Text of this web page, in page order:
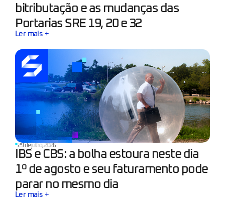
bitributação e as mudanças das
Portarias SRE 19, 20 e 32
Ler mais +
29 de julho, 2026
IBS e CBS: a bolha estoura neste dia
1º de agosto e seu faturamento pode
parar no mesmo dia
Ler mais +